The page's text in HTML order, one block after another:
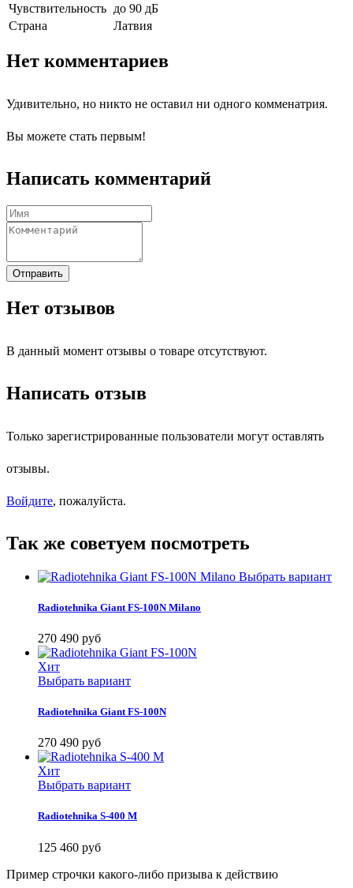
Чувствительность до 90 дБ
Страна
Латвия
Нет комментариев
Удивительно, но никто не оставил ни одного комменатрия.
Вы можете стать первым!
Написать комментарий
Отправить
Нет отзывов
В данный момент отзывы о товаре отсутствуют.
Написать отзыв
Только зарегистрированные пользователи могут оставлять
отзывы.
Войдите, пожалуйста.
Так же советуем посмотреть
Выбрать вариант
Radiotehnika Giant FS-100N Milano
270 490 руб
Хит
Выбрать вариант
Radiotehnika Giant FS-100N
270 490 руб
Хит
Выбрать вариант
Radiotehnika S-400 M
125 460 руб
Пример строчки какого-либо призыва к действию